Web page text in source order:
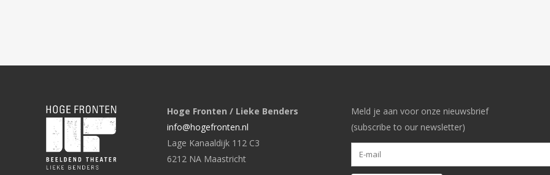
Hoge Fronten / Lieke Benders
info@hogefronten.nl
Lage Kanaaldijk 112 C3
6212 NA Maastricht
Meld je aan voor onze nieuwsbrief
(subscribe to our newsletter)